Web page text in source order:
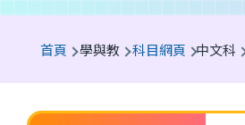
導
航
連
首頁 學與教 科目網頁 中文科